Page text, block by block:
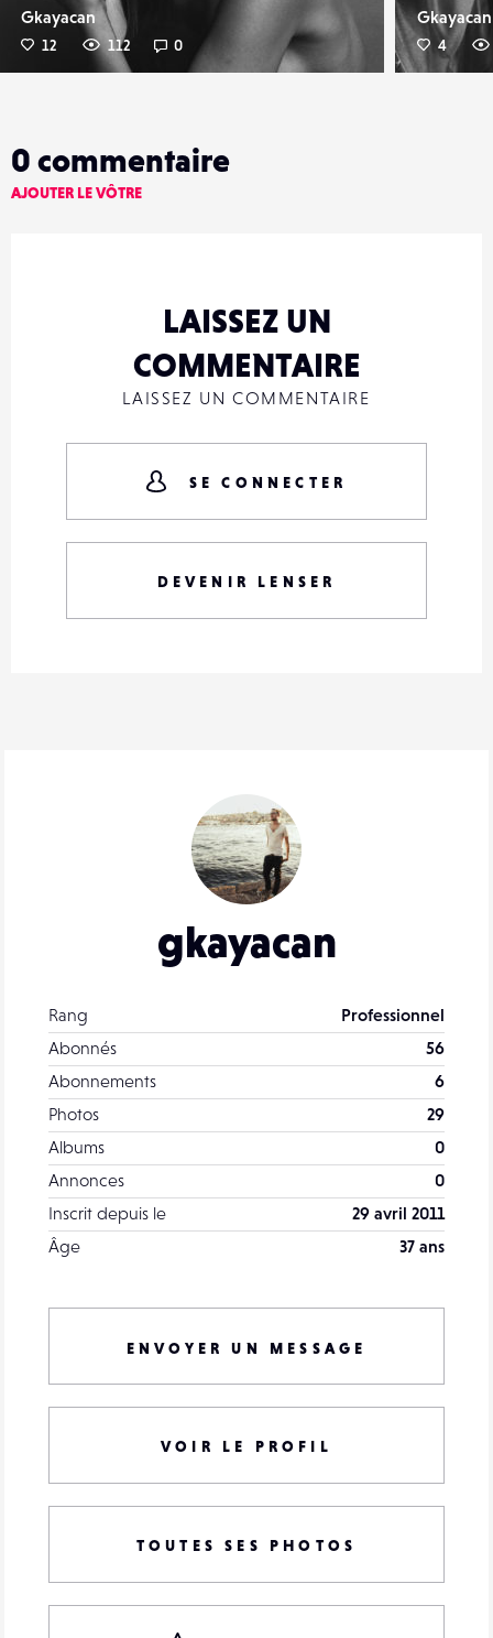
Gkayacan
12 112 0
Gkayacan
4
gkayacan
Rang
Professionnel
Abonnés
56
Abonnements
6
Photos
29
Albums
0
Annonces
0
Inscrit depuis le
29 avril 2011
Âge
37 ans
ENVOYER UN MESSAGE
VOIR LE PROFIL
TOUTES SES PHOTOS
0 commentaire
AJOUTER LE VÔTRE
LAISSEZ UN
COMMENTAIRE
LAISSEZ UN COMMENTAIRE
SE CONNECTER
DEVENIR LENSER